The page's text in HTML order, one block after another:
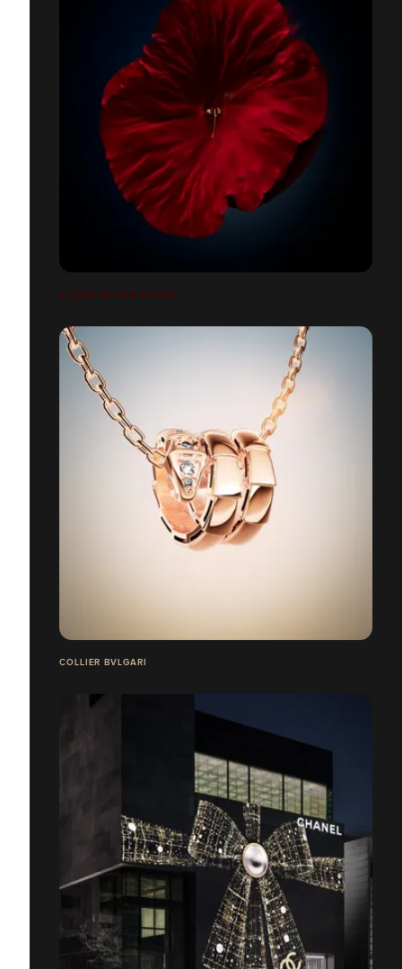
A ROSE WITHIN A ROSE
COLLIER BVLGARI